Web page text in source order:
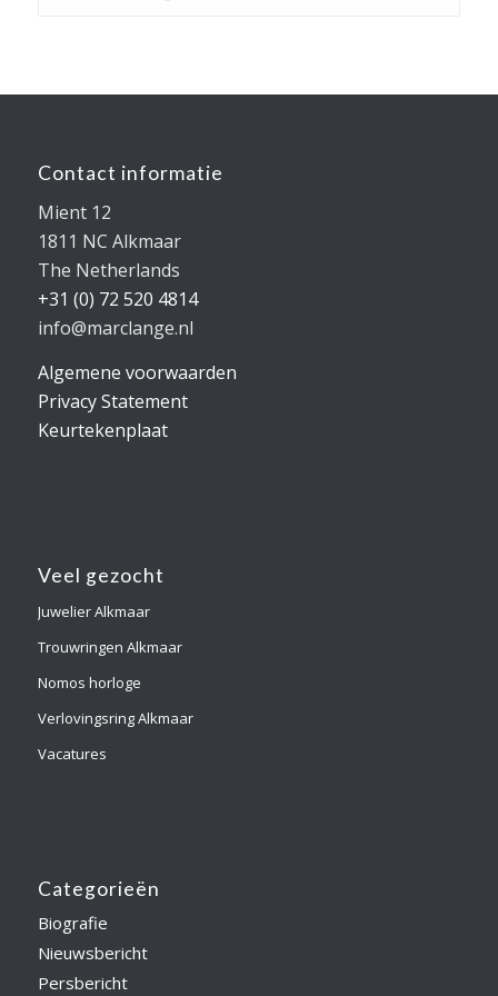
Contact informatie
Mient 12
1811 NC Alkmaar
The Netherlands
+31 (0) 72 520 4814
info@marclange.nl
Algemene voorwaarden
Privacy Statement
Keurtekenplaat
Veel gezocht
Juwelier Alkmaar
Trouwringen Alkmaar
Nomos horloge
Verlovingsring Alkmaar
Vacatures
Categorieën
Biografie
Nieuwsbericht
Persbericht